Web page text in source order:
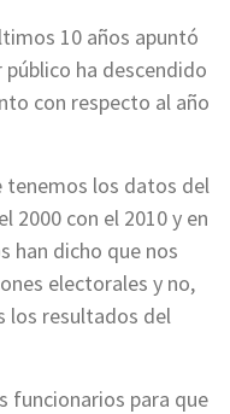
10 años apuntó
ha descendido
con respecto al año
tenemos los datos del
2000 con el 2010 y en
han dicho que nos
electorales y no,
los resultados del
funcionarios para que